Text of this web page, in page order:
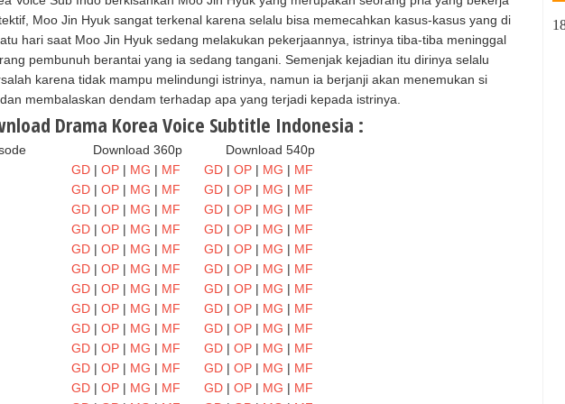
Moo Jin Hyuk sangat terkenal karena selalu bisa memecahkan kasus-kasus yang di
hari saat Moo Jin Hyuk sedang melakukan pekerjaannya, istrinya tiba-tiba meninggal
pembunuh berantai yang ia sedang tangani. Semenjak kejadian itu dirinya selalu
karena tidak mampu melindungi istrinya, namun ia berjanji akan menemukan si
membalaskan dendam terhadap apa yang terjadi kepada istrinya.
Drama Korea Voice Subtitle Indonesia :
Download 360p
Download 540p
GD | OP | MG | MF GD | OP | MG | MF
GD | OP | MG | MF GD | OP | MG | MF
GD | OP | MG | MF GD | OP | MG | MF
GD | OP | MG | MF GD | OP | MG | MF
GD | OP | MG | MF GD | OP | MG | MF
GD | OP | MG | MF GD | OP | MG | MF
GD | OP | MG | MF GD | OP | MG | MF
GD | OP | MG | MF GD | OP | MG | MF
GD | OP | MG | MF GD | OP | MG | MF
GD | OP | MG | MF GD | OP | MG | MF
GD | OP | MG | MF GD | OP | MG | MF
GD | OP | MG | MF GD | OP | MG | MF